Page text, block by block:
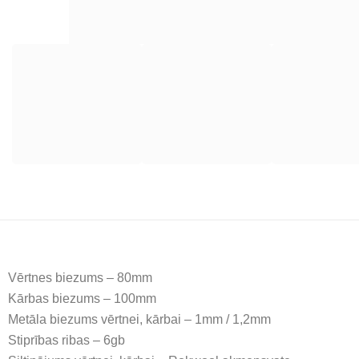
Vērtnes biezums – 80mm
Kārbas biezums – 100mm
Metāla biezums vērtnei, kārbai – 1mm / 1,2mm
Stiprības ribas – 6gb